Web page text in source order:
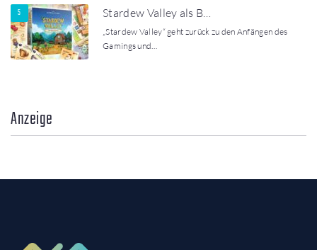
Stardew Valley als B…
„Stardew Valley“ geht zurück zu den Anfängen des
Gamings und…
Anzeige